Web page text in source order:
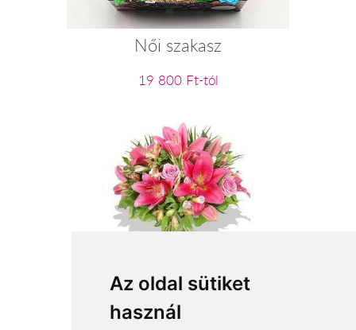
Az oldal sütiket
használ
Női szakasz
19 800 Ft-tól
Mennyire mérges?
28 800 Ft-tól